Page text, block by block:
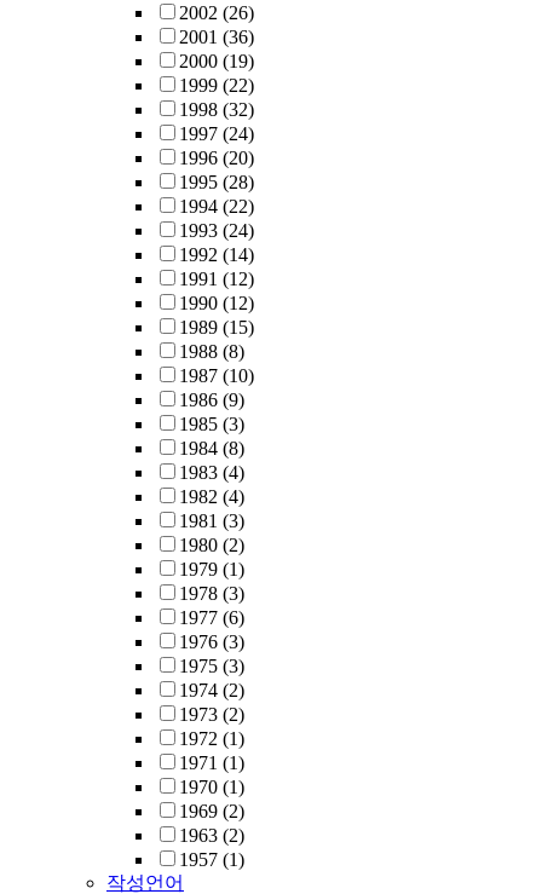
2002 (26)
2001 (36)
2000 (19)
1999 (22)
1998 (32)
1997 (24)
1996 (20)
1995 (28)
1994 (22)
1993 (24)
1992 (14)
1991 (12)
1990 (12)
1989 (15)
1988 (8)
1987 (10)
1986 (9)
1985 (3)
1984 (8)
1983 (4)
1982 (4)
1981 (3)
1980 (2)
1979 (1)
1978 (3)
1977 (6)
1976 (3)
1975 (3)
1974 (2)
1973 (2)
1972 (1)
1971 (1)
1970 (1)
1969 (2)
1963 (2)
1957 (1)
작성언어